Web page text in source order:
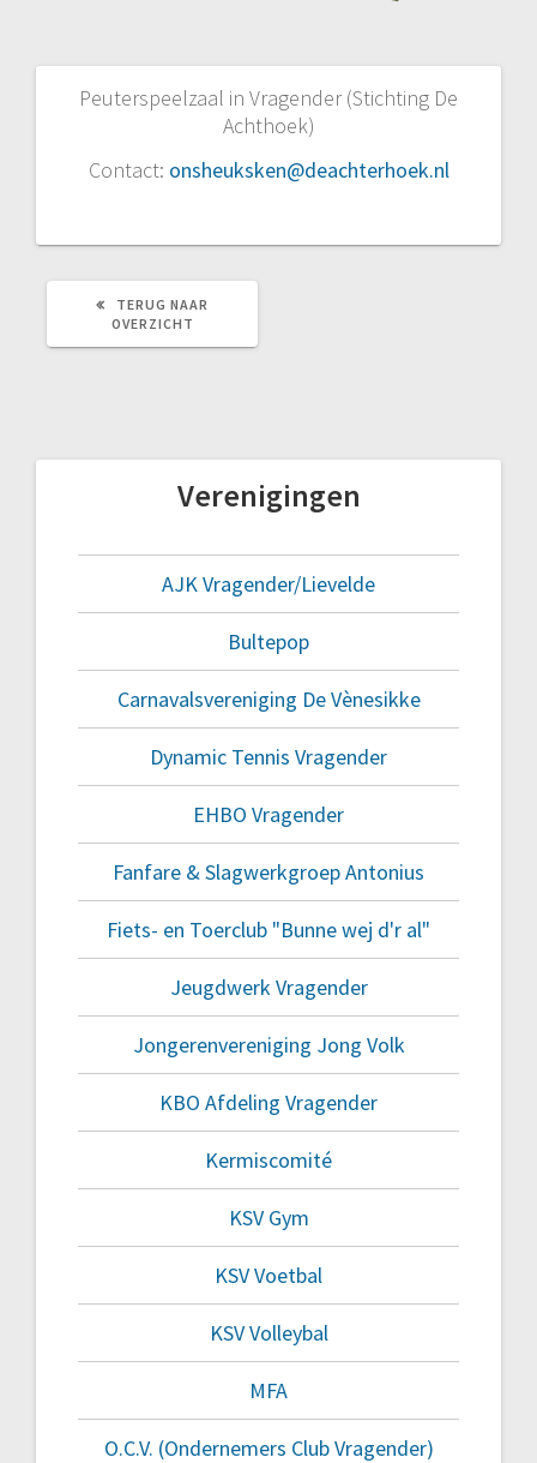
Peuterspeelzaal in Vragender (Stichting De
Achthoek)
Contact: onsheuksken@deachterhoek.nl
TERUG NAAR
OVERZICHT
Verenigingen
AJK Vragender/Lievelde
Bultepop
Carnavalsvereniging De Vènesikke
Dynamic Tennis Vragender
EHBO Vragender
Fanfare & Slagwerkgroep Antonius
Fiets- en Toerclub "Bunne wej d'r al"
Jeugdwerk Vragender
Jongerenvereniging Jong Volk
KBO Afdeling Vragender
Kermiscomité
KSV Gym
KSV Voetbal
KSV Volleybal
MFA
O.C.V. (Ondernemers Club Vragender)